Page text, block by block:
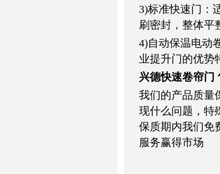
3)标准快速门：
刷密封，整体平
4)自动保温电动
业提升门的优势
兴德快速卷帘门
我们的产品质量
现什么问题，特
保质期内我们免
服务赢得市场